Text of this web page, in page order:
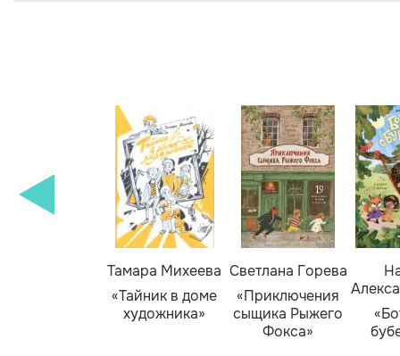
Тамара Михеева
«Тайник в доме
художника»
Светлана Горева
«Приключения
сыщика Рыжего
Фокса»